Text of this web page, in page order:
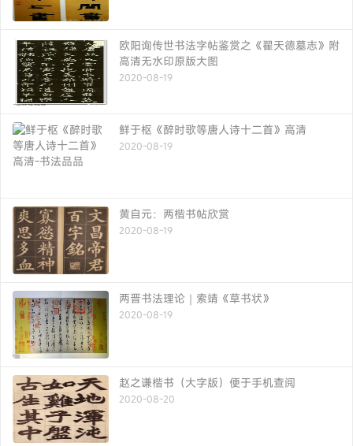
欧阳询传世书法字帖鉴赏之《翟天德墓志》附
高清无水印原版大图
2020-08-19
鲜于枢《醉时歌等唐人诗十二首》高清
2020-08-19
黄自元：两楷书帖欣赏
2020-08-19
两晋书法理论｜索靖《草书状》
2020-08-19
赵之谦楷书（大字版）便于手机查阅
2020-08-20